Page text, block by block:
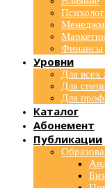
Финансы
Уровни
Для
Для
Для
Каталог
Абонемент
Публикации